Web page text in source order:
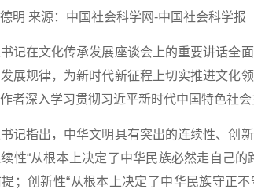
明 来源： 中国社会科学网-中国社会科学报
在文化传承发展座谈会上的重要讲话全面
展规律，为新时代新征程上切实推进文化
者深入学习贯彻习近平新时代中国特色社会
指出，中华文明具有突出的连续性、创新
性“从根本上决定了中华民族必然走自己的
；创新性“从根本上决定了中华民族守正